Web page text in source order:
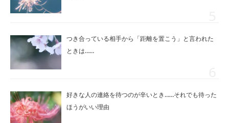
つき合っている相手から「距離を置こう」と言われた
ときは……
好きな人の連絡を待つのが辛いとき……それでも待った
ほうがいい理由